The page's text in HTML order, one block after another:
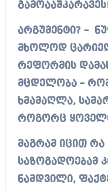
არგუმენტი? –
მხოლოდ
რეფორმის
მცდელობა –
ხმამაღლა,
როგორც
მაგრამ იცით რა
საზოგადოებამ
ნამდვილი,